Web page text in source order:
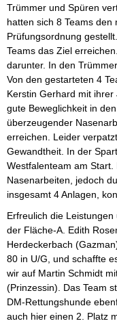
Trümmer und Spüren
hatten sich 8 Teams
Prüfungsordnung
Teams das Ziel
darunter. In den
Von den gestarteten 4
Kerstin Gerhard mit
gute Beweglichkeit in
überzeugender
erreichen. Leider
Gewandtheit. In der
Westfalenteam am
Nasenarbeiten, jedoch
insgesamt 4 Anlagen,
Erfreulich die
der Fläche-A. Edith
Herdeckerbach
80 in U/G, und schaffte
wir auf Martin Schmidt
(Prinzessin). Das Team
DM-Rettungshunde
auch hier einen 2. Platz